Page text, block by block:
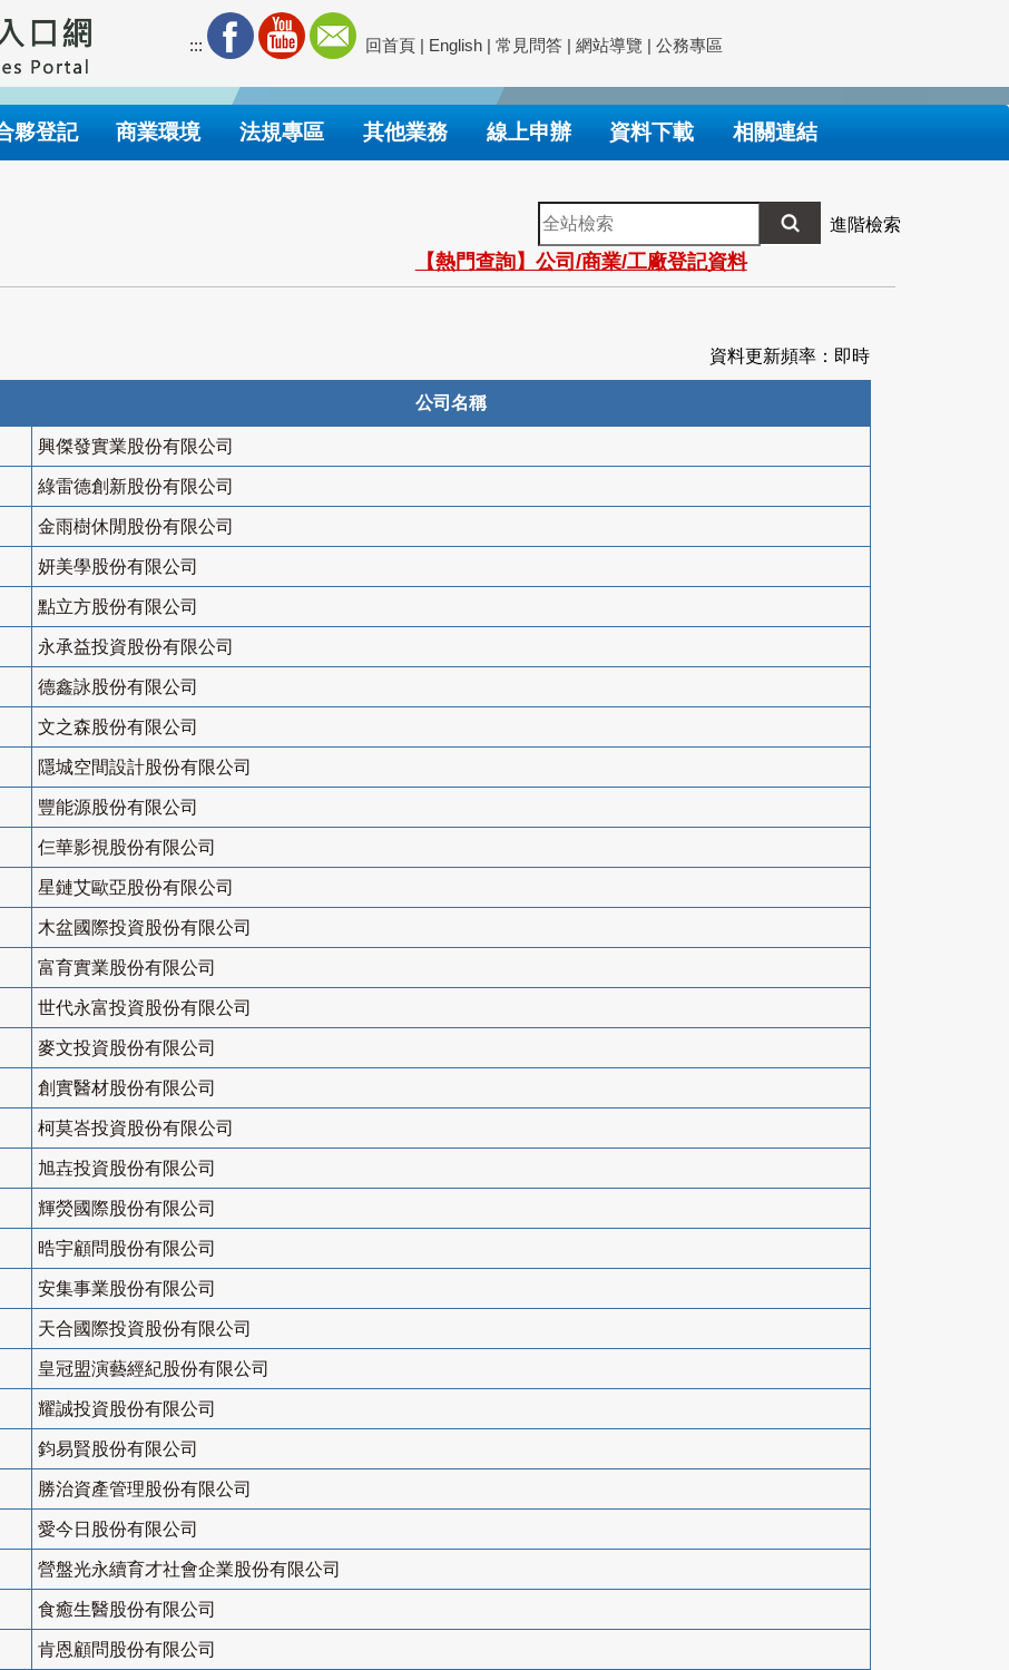
::: 回首頁 | English | 常見問答 | 網站導覽 | 公務專區
夥登記 商業環境 法規專區 其他業務 線上申辦 資料下載 相關連結
全
站
檢
索
進階檢索
【熱門查詢】公司/商業/工廠登記資料
資料更新頻率：即時
公司名稱
興傑發實業股份有限公司
綠雷德創新股份有限公司
金雨樹休閒股份有限公司
妍美學股份有限公司
點立方股份有限公司
永承益投資股份有限公司
德鑫詠股份有限公司
文之森股份有限公司
隱城空間設計股份有限公司
豐能源股份有限公司
仨華影視股份有限公司
星鏈艾歐亞股份有限公司
木盆國際投資股份有限公司
富育實業股份有限公司
世代永富投資股份有限公司
麥文投資股份有限公司
創實醫材股份有限公司
柯莫峇投資股份有限公司
旭壵投資股份有限公司
輝熒國際股份有限公司
晧宇顧問股份有限公司
安集事業股份有限公司
天合國際投資股份有限公司
皇冠盟演藝經紀股份有限公司
耀誠投資股份有限公司
鈞易賢股份有限公司
勝治資產管理股份有限公司
愛今日股份有限公司
營盤光永續育才社會企業股份有限公司
食癒生醫股份有限公司
肯恩顧問股份有限公司